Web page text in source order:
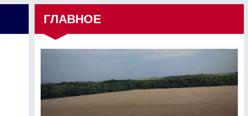
ГЛАВНОЕ